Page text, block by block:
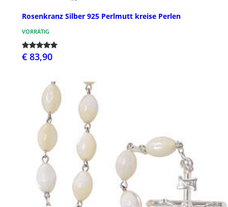
Rosenkranz Silber 925 Perlmutt kreise Perlen
VORRÄTIG
€ 83,90